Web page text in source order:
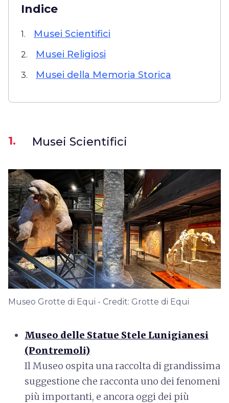
Indice
1. Musei Scientifici
2. Musei Religiosi
3. Musei della Memoria Storica
1. Musei Scientifici
Museo Grotte di Equi - Credit: Grotte di Equi
Museo delle Statue Stele Lunigianesi
(Pontremoli)
Il Museo ospita una raccolta di grandissima
suggestione che racconta uno dei fenomeni
più importanti, e ancora oggi dei più